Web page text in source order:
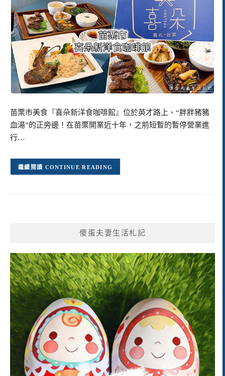
苗栗市美食『喜朵新洋食咖啡館』位於英才路上、“胖胖豬豬
血湯”的正旁邊！在苗栗開業近十年，之前短暫的暫停營業進
行…
CONTINUE READING
傻蛋夫妻生活札記